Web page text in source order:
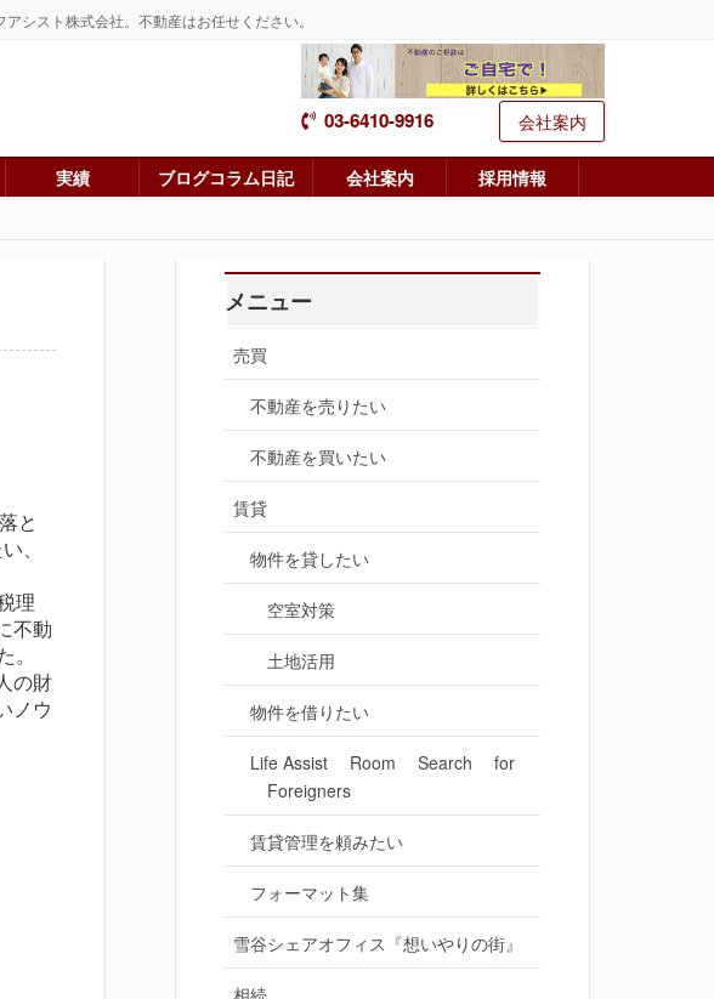
シスト株式会社。不動産はお任せください。
03-6410-9916 会社案内
実績 ブログコラム日記 会社案内 採用情報
と
、
理
不動
。
の財
ノウ
メニュー
売買
不動産を売りたい
不動産を買いたい
賃貸
物件を貸したい
空室対策
土地活用
物件を借りたい
Life Assist Room Search for
Foreigners
賃貸管理を頼みたい
フォーマット集
雪谷シェアオフィス『想いやりの街』
相続